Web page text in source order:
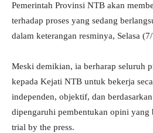
Pemerintah Provinsi NTB akan
terhadap proses yang sedang
dalam keterangan resminya, Selasa
Meski demikian, ia berharap seluruh
kepada Kejati NTB untuk bekerja
independen, objektif, dan
dipengaruhi pembentukan opini yang
trial by the press.